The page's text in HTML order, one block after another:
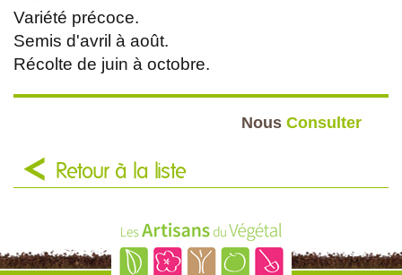
Variété précoce.
Semis d'avril à août.
Récolte de juin à octobre.
Nous Consulter
Retour à la liste